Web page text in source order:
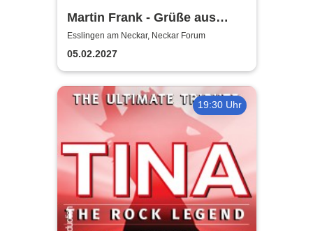
Martin Frank - Grüße aus
Allegro Süd
Esslingen am Neckar, Neckar Forum
05.02.2027
19:30 Uhr